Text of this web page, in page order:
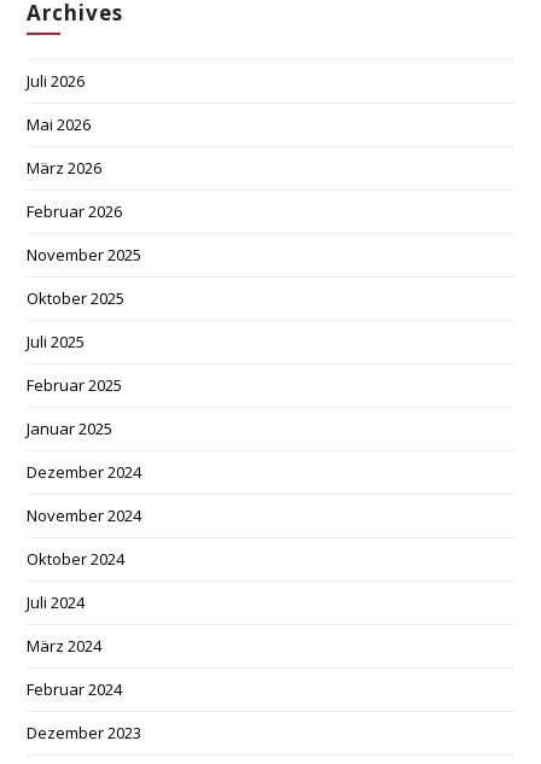
Archives
Juli 2026
Mai 2026
März 2026
Februar 2026
November 2025
Oktober 2025
Juli 2025
Februar 2025
Januar 2025
Dezember 2024
November 2024
Oktober 2024
Juli 2024
März 2024
Februar 2024
Dezember 2023